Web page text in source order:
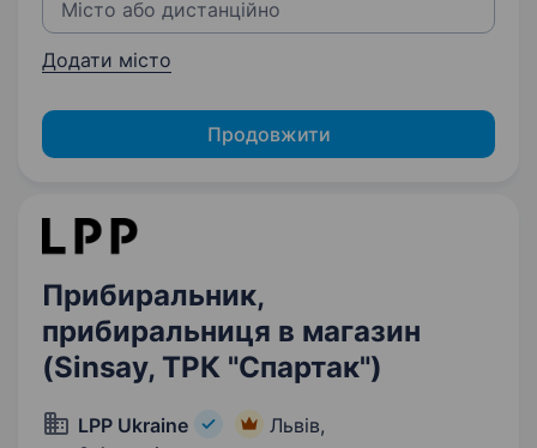
Додати місто
Продовжити
Прибиральник,
прибиральниця в магазин
(Sinsay, ТРК "Спартак")
LPP Ukraine
Львів,